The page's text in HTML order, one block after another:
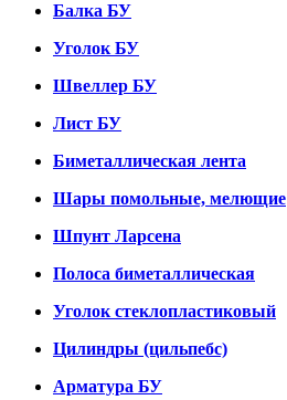
Балка БУ
Уголок БУ
Швеллер БУ
Лист БУ
Биметаллическая лента
Шары помольные, мелющие
Шпунт Ларсена
Полоса биметаллическая
Уголок стеклопластиковый
Цилиндры (цильпебс)
Арматура БУ